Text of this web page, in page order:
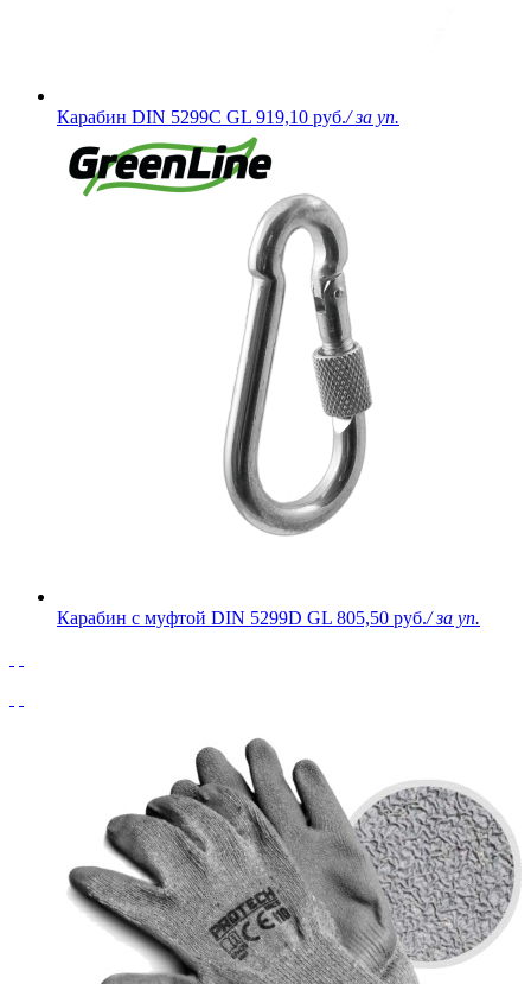
Карабин DIN 5299C GL 919,10 руб./ за уп.
Карабин с муфтой DIN 5299D GL 805,50 руб./ за уп.